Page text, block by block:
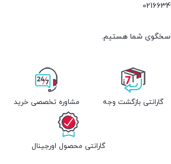
گارانتی بازگشت وجه مشاوره تخصصی خرید
گارانتی محصول اورجینال